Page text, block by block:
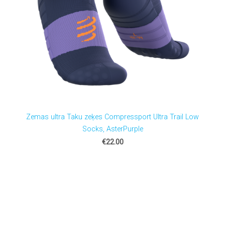
Zemas ultra Taku zeķes Compressport Ultra Trail Low
Socks, AsterPurple
€22.00